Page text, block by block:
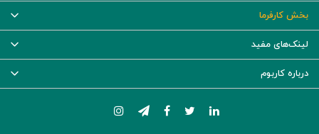
بخش کارفرما
لینک‌های مفید
درباره کاربوم